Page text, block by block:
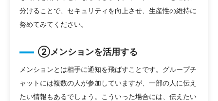
分けることで、セキュリティを向上させ、生産性の維持に
努めてみてください。
②メンションを活用する
メンションとは相手に通知を飛ばすことです。グループチ
ャットには複数の人が参加していますが、一部の人に伝え
たい情報もあるでしょう。こういった場合には、伝えたい